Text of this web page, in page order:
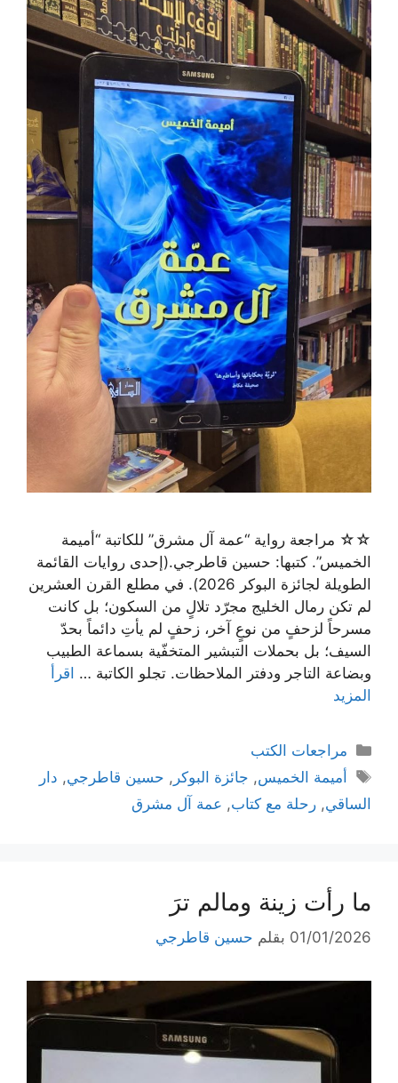
☆☆ مراجعة رواية “عمة آل مشرق” للكاتبة “أميمة
الخميس”. كتبها: حسين قاطرجي.(إحدى روايات القائمة
الطويلة لجائزة البوكر 2026). في مطلع القرن العشرين
لم تكن رمال الخليج مجرّد تلالٍ من السكون؛ بل كانت
مسرحاً لزحفٍ من نوعٍ آخر، زحفٍ لم يأتِ دائماً بحدّ
السيف؛ بل بحملات التبشير المتخفّية بسماعة الطبيب
وبضاعة التاجر ودفتر الملاحظات. تجلو الكاتبة … اقرأ
المزيد
التصنيفات
مراجعات الكتب
الوسوم
أميمة الخميس, جائزة البوكر , حسين قاطرجي, دار
الساقي, رحلة مع كتاب, عمة آل مشرق
ما رأت زينة ومالم ترَ
01/01/2026 بقلم حسين قاطرجي